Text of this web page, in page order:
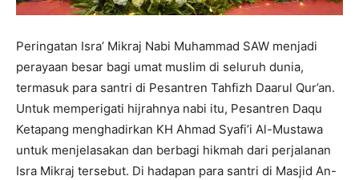
Peringatan Isra’ Mikraj Nabi Muhammad SAW menjadi
perayaan besar bagi umat muslim di seluruh dunia,
termasuk para santri di Pesantren Tahfizh Daarul Qur’an.
Untuk memperigati hijrahnya nabi itu, Pesantren Daqu
Ketapang menghadirkan KH Ahmad Syafi’i Al-Mustawa
untuk menjelasakan dan berbagi hikmah dari perjalanan
Isra Mikraj tersebut. Di hadapan para santri di Masjid An-